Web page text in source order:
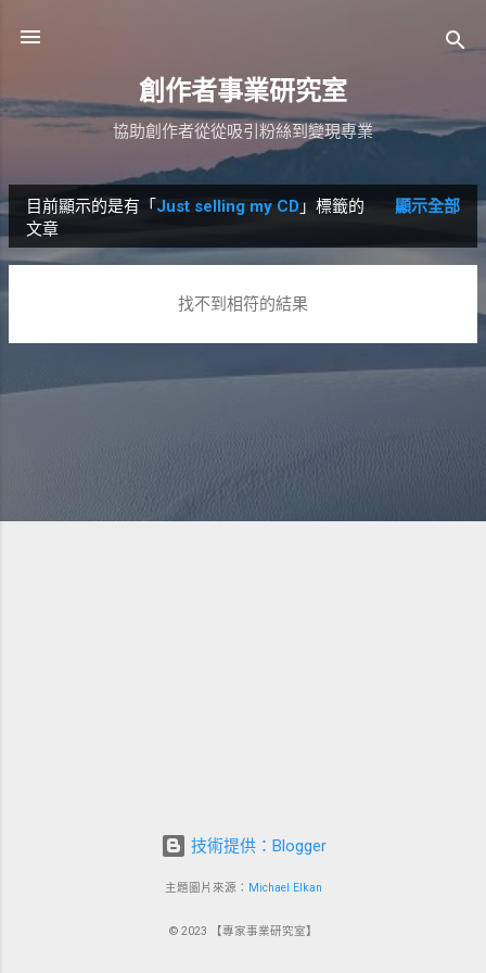
創作者事業研究室
協助創作者從從吸引粉絲到變現專業
發
表
目前顯示的是有「 Just selling my CD 」標籤的
文章
顯示全部
找不到相符的結果
技術提供：Blogger
主題圖片來源： Michael Elkan
© 2023 【專家事業研究室】